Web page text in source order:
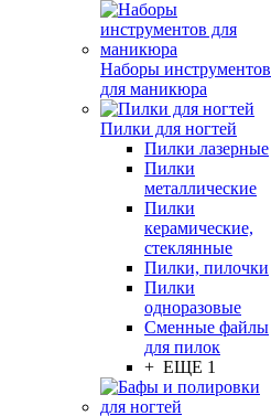
Наборы инструментов
для маникюра
Пилки для ногтей
Пилки лазерные
Пилки
металлические
Пилки
керамические,
стеклянные
Пилки, пилочки
Пилки
одноразовые
Сменные файлы
для пилок
+ ЕЩЕ 1